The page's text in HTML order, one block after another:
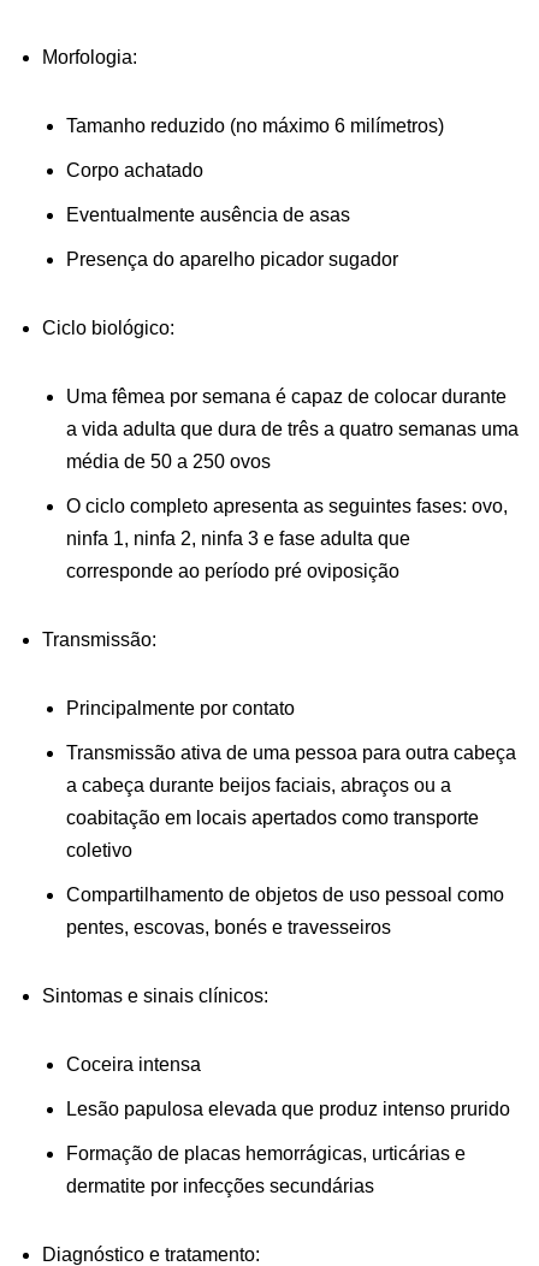
Morfologia:
Tamanho reduzido (no máximo 6 milímetros)
Corpo achatado
Eventualmente ausência de asas
Presença do aparelho picador sugador
Ciclo biológico:
Uma fêmea por semana é capaz de colocar durante
a vida adulta que dura de três a quatro semanas uma
média de 50 a 250 ovos
O ciclo completo apresenta as seguintes fases: ovo,
ninfa 1, ninfa 2, ninfa 3 e fase adulta que
corresponde ao período pré oviposição
Transmissão:
Principalmente por contato
Transmissão ativa de uma pessoa para outra cabeça
a cabeça durante beijos faciais, abraços ou a
coabitação em locais apertados como transporte
coletivo
Compartilhamento de objetos de uso pessoal como
pentes, escovas, bonés e travesseiros
Sintomas e sinais clínicos:
Coceira intensa
Lesão papulosa elevada que produz intenso prurido
Formação de placas hemorrágicas, urticárias e
dermatite por infecções secundárias
Diagnóstico e tratamento: